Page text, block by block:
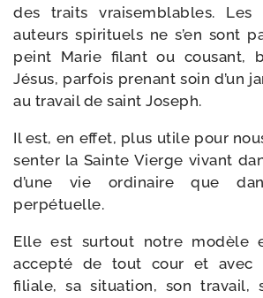
des traits vrai­sem­blables.
auteurs spi­ri­tuels ne s’en sont
peint Marie filant ou cou­sant,
Jésus, par­fois pre­nant soin d’un
au tra­vail de saint Joseph.
Il est, en effet, plus utile pour
sen­ter la Sainte Vierge vivant
d’une vie ordi­naire que
perpétuelle.
Elle est sur­tout notre modèle
accep­té de tout cour et avec
filiale, sa situa­tion, son tra­vail,